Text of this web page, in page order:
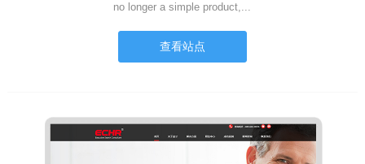
no longer a simple product,...
查看站点